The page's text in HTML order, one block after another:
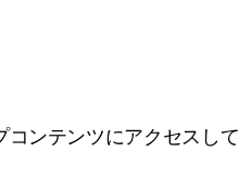
ンテンツにアクセスして